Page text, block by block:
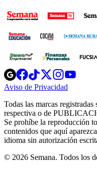
Opens
in
new
Opens
in
new
Opens
in
new
window
Opens
new
window
Aviso de Privacidad
new
window
Todas las marcas
respectiva o de
Se prohíbe la reproducción
contenidos que aquí
idioma sin autorización
© 2026 Semana. Todos los